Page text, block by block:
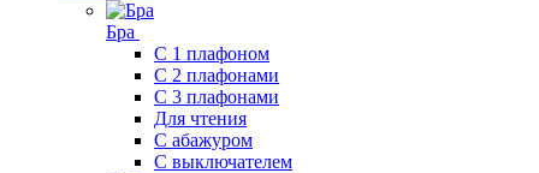
Бра
С 1 плафоном
С 2 плафонами
С 3 плафонами
Для чтения
С абажуром
С выключателем